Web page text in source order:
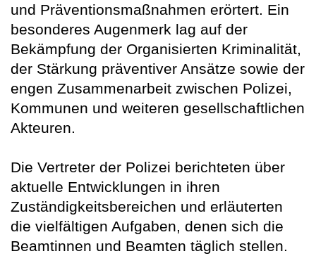
und Präventionsmaßnahmen erörtert. Ein
besonderes Augenmerk lag auf der
Bekämpfung der Organisierten Kriminalität,
der Stärkung präventiver Ansätze sowie der
engen Zusammenarbeit zwischen Polizei,
Kommunen und weiteren gesellschaftlichen
Akteuren.
Die Vertreter der Polizei berichteten über
aktuelle Entwicklungen in ihren
Zuständigkeitsbereichen und erläuterten
die vielfältigen Aufgaben, denen sich die
Beamtinnen und Beamten täglich stellen.